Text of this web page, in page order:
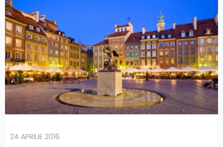
24 APRILIE 2016